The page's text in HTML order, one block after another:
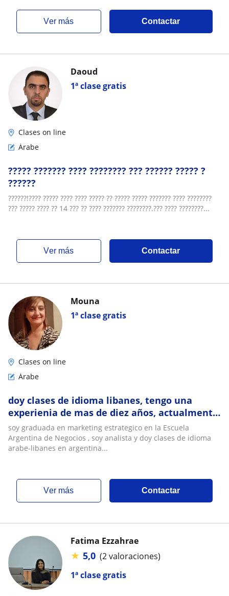
ver más Contactar
1ª clase gratis
Daoud
Clases on line
Árabe
????? ??????? ???? ???????? ??? ?????? ????? ?
??????
??????!???? ????? ???? ???? ????? ?? ????? ????? ??????? ???? ????????
??? ????? ???? ?? 14 ??? ?? ???? ??????? ????????.??? ???? ????????...
ver más Contactar
1ª clase gratis
Mouna
Clases on line
Árabe
doy clases de idioma libanes, tengo una
experienia de mas de diez años, actualmente
doy particulare y en forma onl line
soy graduada en marketing estrategico en la Escuela
Argentina de Negocios , soy analista y doy clases de idioma
arabe-libanes en argentina...
ver más Contactar
1ª clase gratis
Fatima Ezzahrae
★ 5,0 (2 valoraciones)